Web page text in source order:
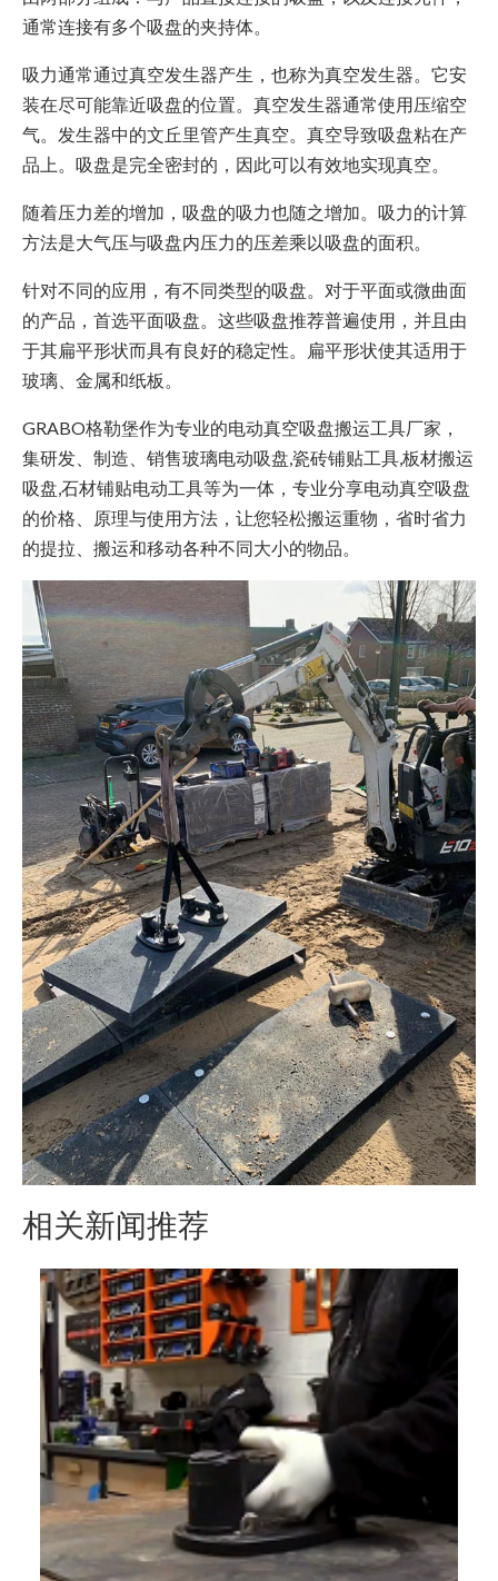
通常连接有多个吸盘的夹持体。
吸力通常通过真空发生器产生，也称为真空发生器。它安
装在尽可能靠近吸盘的位置。真空发生器通常使用压缩空
气。发生器中的文丘里管产生真空。真空导致吸盘粘在产
品上。吸盘是完全密封的，因此可以有效地实现真空。
随着压力差的增加，吸盘的吸力也随之增加。吸力的计算
方法是大气压与吸盘内压力的压差乘以吸盘的面积。
针对不同的应用，有不同类型的吸盘。对于平面或微曲面
的产品，首选平面吸盘。这些吸盘推荐普遍使用，并且由
于其扁平形状而具有良好的稳定性。扁平形状使其适用于
玻璃、金属和纸板。
GRABO格勒堡作为专业的电动真空吸盘搬运工具厂家，
集研发、制造、销售玻璃电动吸盘,瓷砖铺贴工具,板材搬运
吸盘,石材铺贴电动工具等为一体，专业分享电动真空吸盘
的价格、原理与使用方法，让您轻松搬运重物，省时省力
的提拉、搬运和移动各种不同大小的物品。
相关新闻推荐